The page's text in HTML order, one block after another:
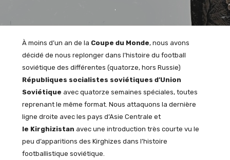
À moins d’un an de la Coupe du Monde, nous avons
décidé de nous replonger dans l’histoire du football
soviétique des différentes (quatorze, hors Russie)
Républiques socialistes soviétiques d’Union
Soviétique avec quatorze semaines spéciales, toutes
reprenant le même format. Nous attaquons la dernière
ligne droite avec les pays d’Asie Centrale et
le Kirghizistan avec une introduction très courte vu le
peu d’apparitions des Kirghizes dans l’histoire
footballistique soviétique.